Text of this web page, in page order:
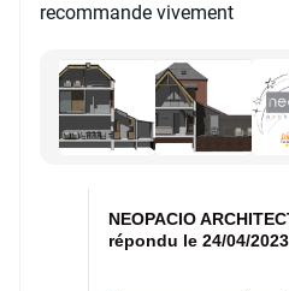
recommande vivement
NEOPACIO
répondu le 24/04/2023